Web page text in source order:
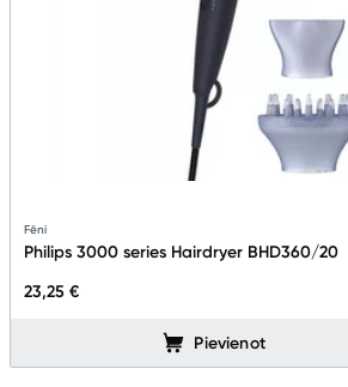
Fēni
Philips 3000 series Hairdryer BHD360/20
23,25 €
Pievienot